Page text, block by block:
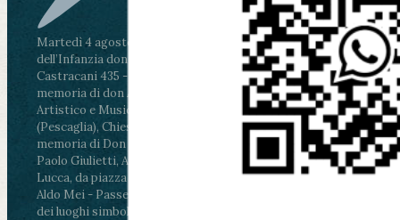
Martedì 4 agosto2026
ore 11:30 - Lucca, Scuola
dell’Infanzia don Aldo Mei - Viale Castruccio
Castracani 435 - Inaugurazione murales in
memoria di don Aldo Mei curato dal Liceo
Artistico e Musicale “Passaglia”
ore 18 - Fiano
(Pescaglia), Chiesa parrocchiale - Messa in
memoria di Don Aldo Mei celebrata da mons.
Paolo Giulietti, Arcivescovo di Lucca
ore 20.30 -
Lucca, da piazza San Michele al Cippo di don
Aldo Mei - Passeggiata della Memoria in alcuni
dei luoghi simbolo della città. Ritrovo alle ore